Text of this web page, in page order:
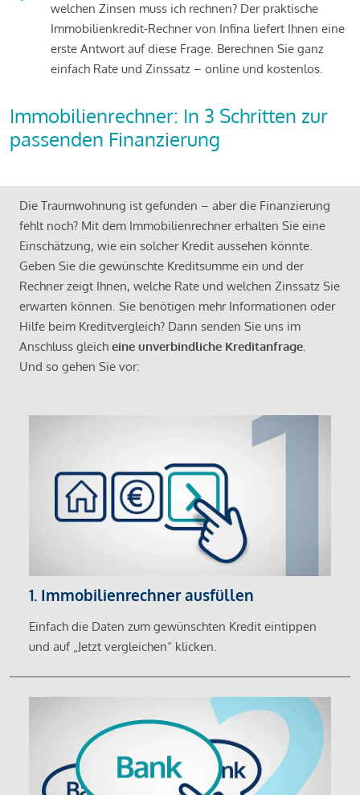
welchen Zinsen muss ich rechnen? Der praktische
Immobilienkredit-Rechner von Infina liefert Ihnen eine
erste Antwort auf diese Frage. Berechnen Sie ganz
einfach Rate und Zinssatz – online und kostenlos.
Immobilienrechner: In 3 Schritten zur
passenden Finanzierung
Die Traumwohnung ist gefunden – aber die Finanzierung
fehlt noch? Mit dem Immobilienrechner erhalten Sie eine
Einschätzung, wie ein solcher Kredit aussehen könnte.
Geben Sie die gewünschte Kreditsumme ein und der
Rechner zeigt Ihnen, welche Rate und welchen Zinssatz Sie
erwarten können. Sie benötigen mehr Informationen oder
Hilfe beim Kreditvergleich? Dann senden Sie uns im
Anschluss gleich eine unverbindliche Kreditanfrage.
Und so gehen Sie vor:
1. Immobilienrechner ausfüllen
Einfach die Daten zum gewünschten Kredit eintippen
und auf „Jetzt vergleichen“ klicken.